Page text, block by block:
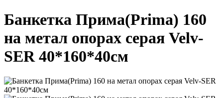
Банкетка Прима(Prima) 160
на метал опорах серая Velv-
SER 40*160*40см